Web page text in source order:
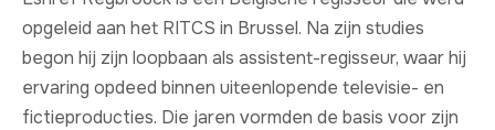
opgeleid aan het RITCS in Brussel. Na zijn studies
begon hij zijn loopbaan als assistent-regisseur, waar hij
ervaring opdeed binnen uiteenlopende televisie- en
fictieproducties. Die jaren vormden de basis voor zijn